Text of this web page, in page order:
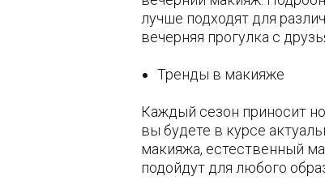
лучше подходят для
вечерняя прогулка с
Тренды в макияже
Каждый сезон приносит
вы будете в курсе
макияжа, естественный
подойдут для любого